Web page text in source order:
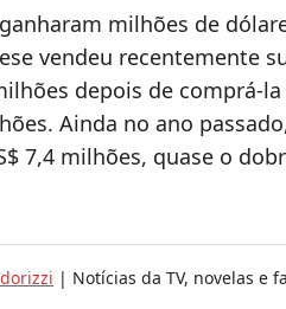
milhões de
vendeu recentemente
depois de comprá-
Ainda no ano
7,4 milhões, quase o
| Notícias da TV, novelas e